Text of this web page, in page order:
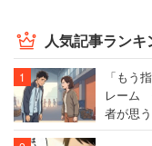
人気記事ランキ
「もう
レーム
者が思